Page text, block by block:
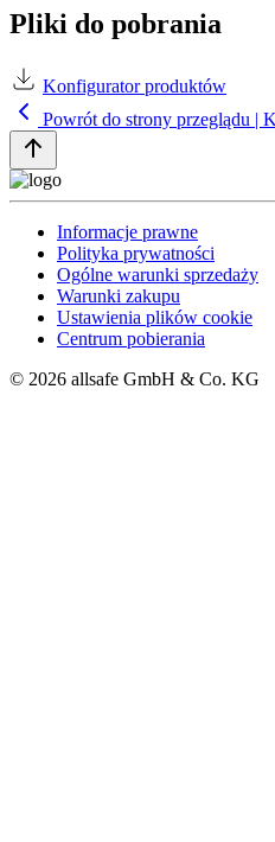
Pliki do pobrania
Konfigurator produktów
Powrót do strony przeglądu |
Informacje prawne
Polityka prywatności
Ogólne warunki sprzedaży
Warunki zakupu
Ustawienia plików cookie
Centrum pobierania
© 2026 allsafe GmbH & Co. KG